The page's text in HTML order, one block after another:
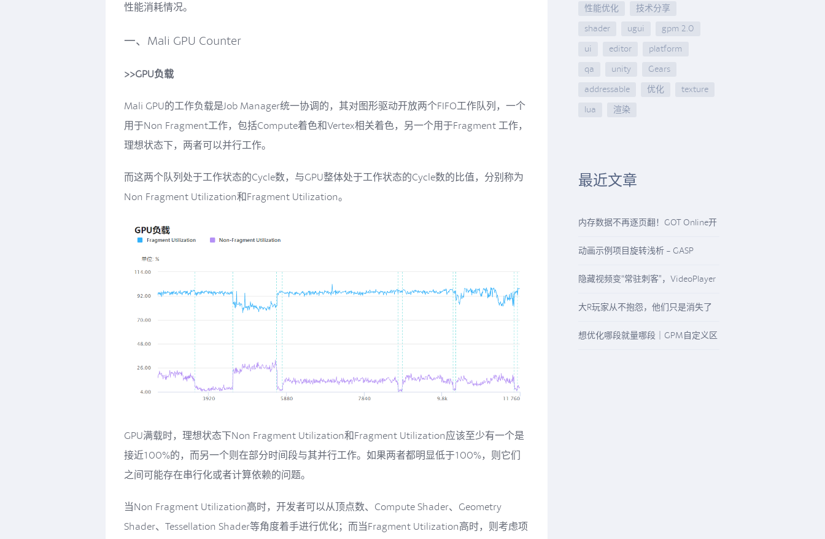
性能消耗情况。
一、Mali GPU Counter
>>GPU负载
Mali GPU的工作负载是Job Manager统一协调的，其对图形驱动开放两个FIFO工作队列，一个
用于Non Fragment工作，包括Compute着色和Vertex相关着色，另一个用于Fragment 工作，
理想状态下，两者可以并行工作。
而这两个队列处于工作状态的Cycle数，与GPU整体处于工作状态的Cycle数的比值，分别称为
Non Fragment Utilization和Fragment Utilization。
GPU满载时，理想状态下Non Fragment Utilization和Fragment Utilization应该至少有一个是
接近100%的，而另一个则在部分时间段与其并行工作。如果两者都明显低于100%，则它们
之间可能存在串行化或者计算依赖的问题。
当Non Fragment Utilization高时，开发者可以从顶点数、Compute Shader、Geometry
Shader、Tessellation Shader等角度着手进行优化；而当Fragment Utilization高时，则考虑项
性能优化
技术分享
shader
ugui
gpm 2.0
ui
editor
platform
qa
unity
Gears
addressable
优化
texture
lua
渲染
最近文章
内存数据不再逐页翻！GOT Online开
启“精准降本增效”模式
动画示例项目旋转浅析 - GASP
Rotation
隐藏视频变“常驻刺客”，VideoPlayer
与“N/A”纹理该怎么查
大R玩家从不抱怨，他们只是消失了
想优化哪段就量哪段｜GPM自定义区